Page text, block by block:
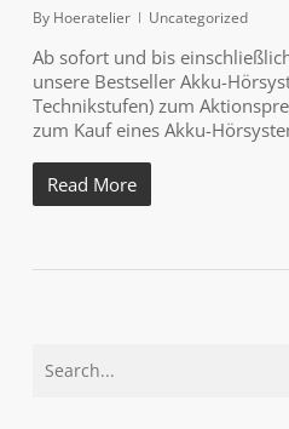
By Hoeratelier Uncategorized
Ab sofort und bis
unsere Bestseller Akku-
Technikstufen) zum
zum Kauf eines Akku-
Read More